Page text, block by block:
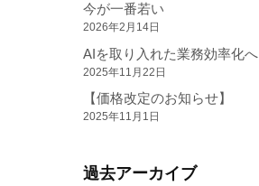
今が一番若い
2026年2月14日
AIを取り入れた業務効率化へ
2025年11月22日
【価格改定のお知らせ】
2025年11月1日
過去アーカイブ